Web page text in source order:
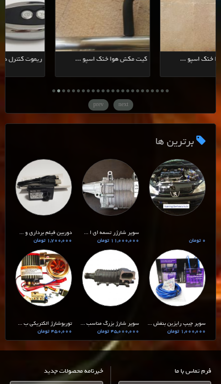
کیت مکش هوا خنک اسپو ... کیت مکش هوا خنک اسپو ...
prev next
برترین ها
0 تومان
سوپر شارژر تسمه ای ا ...
11,000,000 تومان
دوربین فیلم برداری و ...
1,700,000 تومان
سوپر چیپ رایزین بنفش ...
1,000,000 تومان
سوپر شارژ بزرگ مناسب ...
45,000,000 تومان
توربوشارژ الکتریکی ب ...
450,000 تومان
فرم تماس با ما خبرنامه محصولات جدید